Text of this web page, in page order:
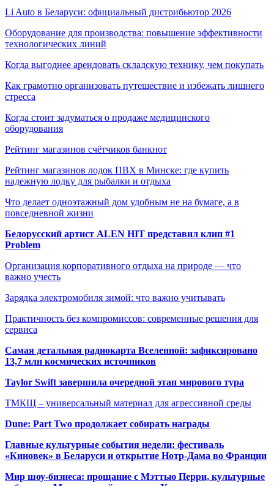
Li Auto в Беларуси: официальный дистрибьютор 2026
Оборудование для производства: повышение эффективности
технологических линий
Когда выгоднее арендовать складскую технику, чем покупать
Как грамотно организовать путешествие и избежать лишнего
стресса
Когда стоит задуматься о продаже медицинского
оборудования
Рейтинг магазинов счётчиков банкнот
Рейтинг магазинов лодок ПВХ в Минске: где купить
надежную лодку для рыбалки и отдыха
Что делает одноэтажный дом удобным не на бумаге, а в
повседневной жизни
Белорусский артист ALEN HIT представил клип #1
Problem
Организация корпоративного отдыха на природе — что
важно учесть
Зарядка электромобиля зимой: что важно учитывать
Практичность без компромиссов: современные решения для
сервиса
Самая детальная радиокарта Вселенной: зафиксировано
13,7 млн космических источников
Taylor Swift завершила очередной этап мирового тура
ТМКЩ – универсальный материал для агрессивной среды
Dune: Part Two продолжает собирать награды
Главные культурные события недели: фестиваль
«Киновек» в Беларуси и открытие Нотр-Дама во Франции
Мир шоу-бизнеса: прощание с Мэттью Перри, культурные